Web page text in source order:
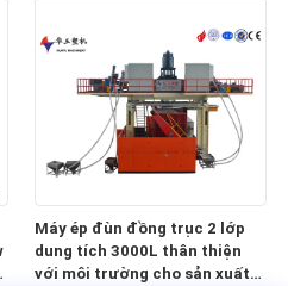
Máy ép đùn đồng trục 2 lớp
dung tích 3000L thân thiện
với môi trường cho sản xuất